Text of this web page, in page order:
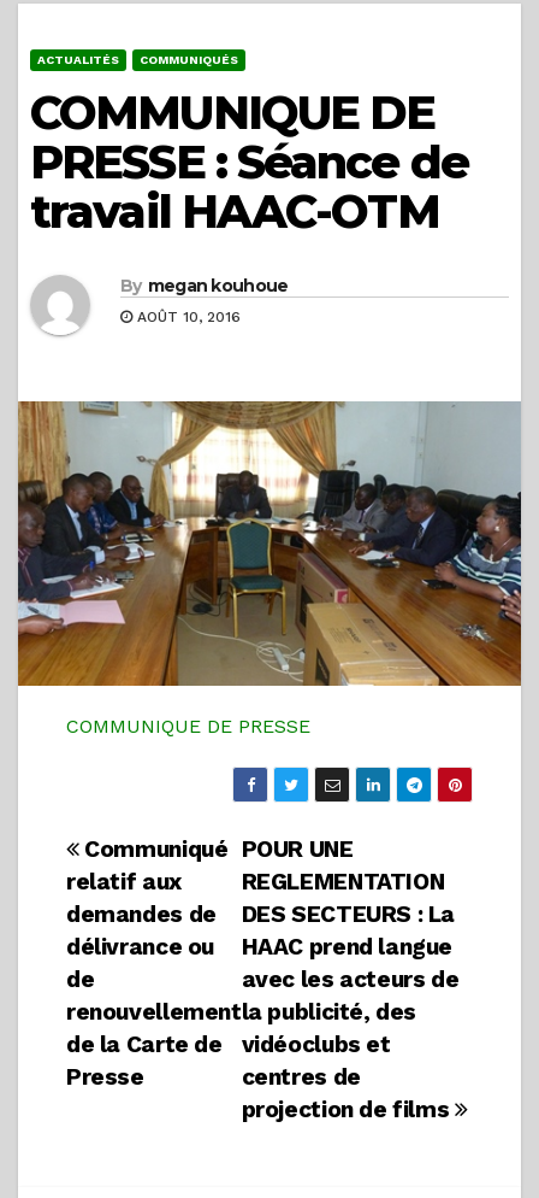
ACTUALITÉS COMMUNIQUÉS
COMMUNIQUE DE
PRESSE : Séance de
travail HAAC-OTM
By megan kouhoue
AOÛT 10, 2016
COMMUNIQUE DE PRESSE
Navigation
de
l’article
POUR UNE
REGLEMENTATION
DES SECTEURS : La
HAAC prend langue
avec les acteurs de
la publicité, des
vidéoclubs et
centres de
projection de films
Communiqué
relatif aux
demandes de
délivrance ou
de
renouvellement
de la Carte de
Presse